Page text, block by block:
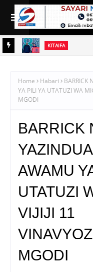
KITAIFA
Home Habari
BARRICK
YA PILI YA UTATUZI WA
MGODI
BARRICK
AWAMU
UTATUZI
VIJIJI 11
MGODI